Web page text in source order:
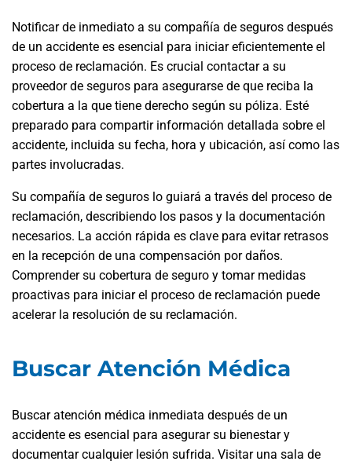
Notificar de inmediato a su compañía de seguros después
de un accidente es esencial para iniciar eficientemente el
proceso de reclamación. Es crucial contactar a su
proveedor de seguros para asegurarse de que reciba la
cobertura a la que tiene derecho según su póliza. Esté
preparado para compartir información detallada sobre el
accidente, incluida su fecha, hora y ubicación, así como las
partes involucradas.
Su compañía de seguros lo guiará a través del proceso de
reclamación, describiendo los pasos y la documentación
necesarios. La acción rápida es clave para evitar retrasos
en la recepción de una compensación por daños.
Comprender su cobertura de seguro y tomar medidas
proactivas para iniciar el proceso de reclamación puede
acelerar la resolución de su reclamación.
Buscar Atención Médica
Buscar atención médica inmediata después de un
accidente es esencial para asegurar su bienestar y
documentar cualquier lesión sufrida. Visitar una sala de